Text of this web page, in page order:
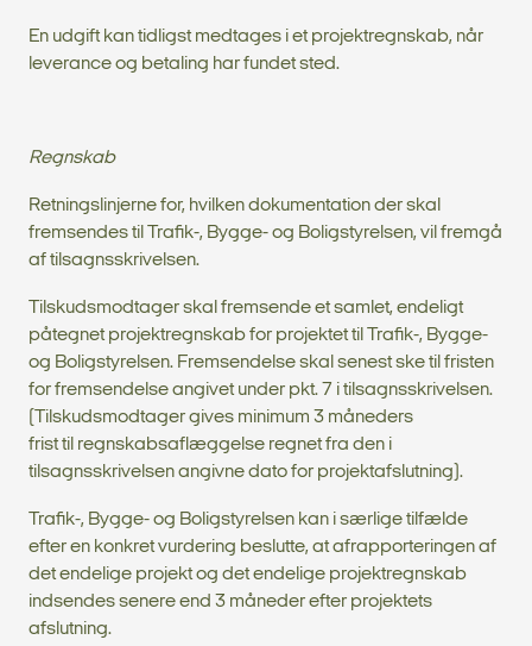
En udgift kan tidligst medtages i et projektregnskab, når
leverance og betaling har fundet sted.
Regnskab
Retningslinjerne for, hvilken dokumentation der skal
fremsendes til Trafik-, Bygge- og Boligstyrelsen, vil fremgå
af tilsagnsskrivelsen.
Tilskudsmodtager skal fremsende et samlet, endeligt
påtegnet projektregnskab for projektet til Trafik-, Bygge-
og Boligstyrelsen. Fremsendelse skal senest ske til fristen
for fremsendelse angivet under pkt. 7 i tilsagnsskrivelsen.
(Tilskudsmodtager gives minimum 3 måneders
frist til regnskabsaflæggelse regnet fra den i
tilsagnsskrivelsen angivne dato for projektafslutning).
Trafik-, Bygge- og Boligstyrelsen kan i særlige tilfælde
efter en konkret vurdering beslutte, at afrapporteringen af
det endelige projekt og det endelige projektregnskab
indsendes senere end 3 måneder efter projektets
afslutning.